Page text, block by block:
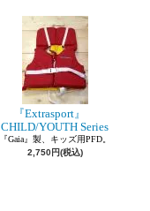
『Extrasport』
CHILD/YOUTH Series
『Gaia』製、キッズ用PFD。
2,750円(税込)